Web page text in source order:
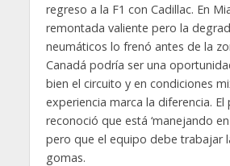
regreso a la F1 con Cadillac. En
remontada valiente pero la
neumáticos lo frenó antes de la
Canadá podría ser una
bien el circuito y en condiciones
experiencia marca la diferencia. El
reconoció que está ‘manejando en
pero que el equipo debe trabajar
gomas.